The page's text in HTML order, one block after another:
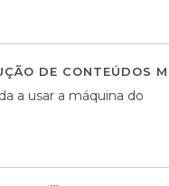
DE CONTEÚDOS
a usar a máquina do